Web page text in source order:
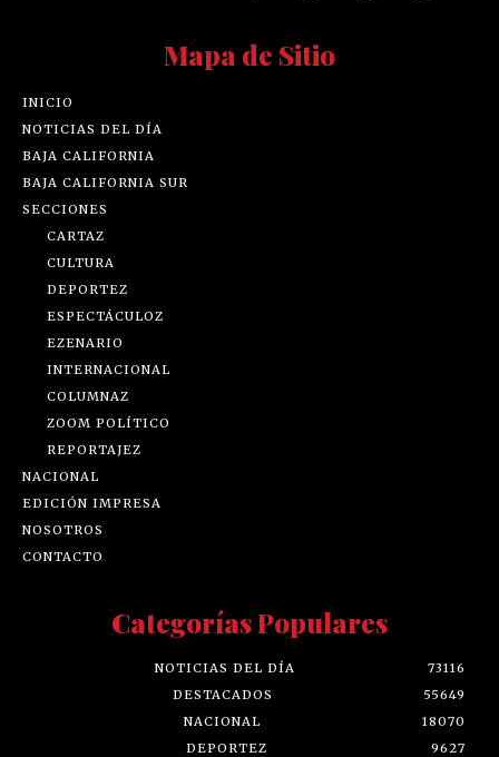
Mapa de Sitio
INICIO
NOTICIAS DEL DÍA
BAJA CALIFORNIA
BAJA CALIFORNIA SUR
SECCIONES
CARTAZ
CULTURA
DEPORTEZ
ESPECTÁCULOZ
EZENARIO
INTERNACIONAL
COLUMNAZ
ZOOM POLÍTICO
REPORTAJEZ
NACIONAL
EDICIÓN IMPRESA
NOSOTROS
CONTACTO
Categorías Populares
NOTICIAS DEL DÍA
73116
DESTACADOS
55649
NACIONAL
18070
DEPORTEZ
9627